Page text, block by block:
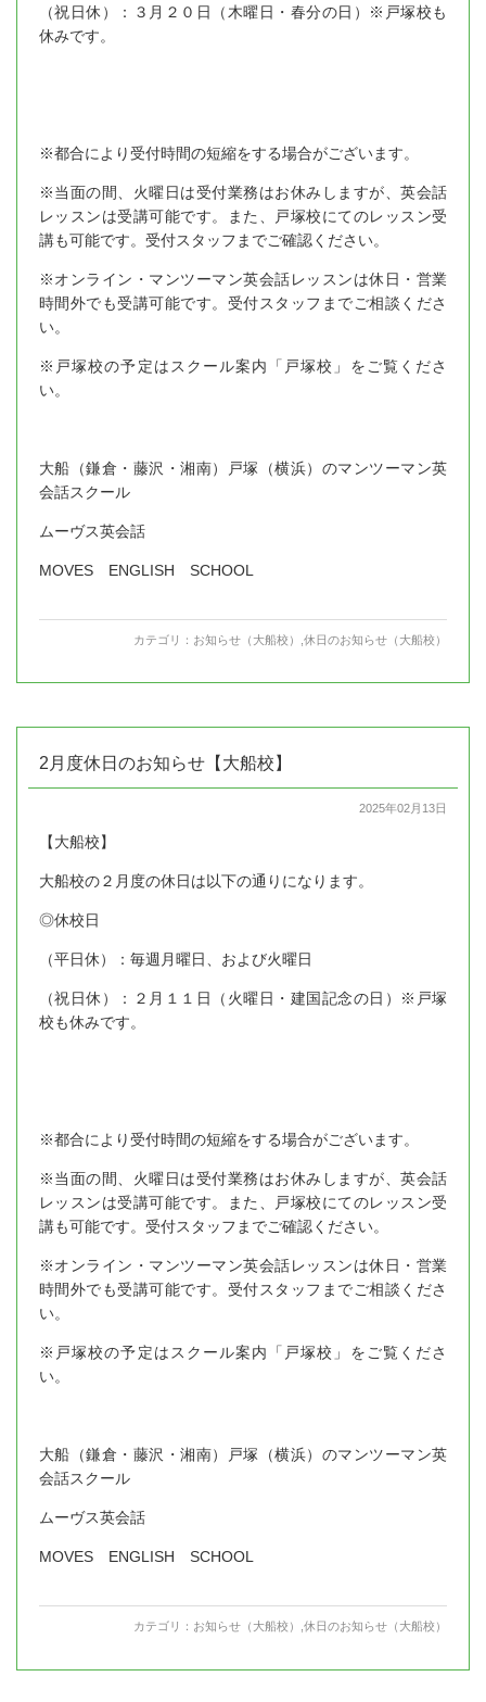
（祝日休）：３月２０日（木曜日・春分の日）※戸塚校も
休みです。
※都合により受付時間の短縮をする場合がございます。
※当面の間、火曜日は受付業務はお休みしますが、英会話
レッスンは受講可能です。また、戸塚校にてのレッスン受
講も可能です。受付スタッフまでご確認ください。
※オンライン・マンツーマン英会話レッスンは休日・営業
時間外でも受講可能です。受付スタッフまでご相談くださ
い。
※戸塚校の予定はスクール案内「戸塚校」をご覧くださ
い。
大船（鎌倉・藤沢・湘南）戸塚（横浜）のマンツーマン英
会話スクール
ムーヴス英会話
MOVES ENGLISH SCHOOL
カテゴリ： お知らせ（大船校） 休日のお知らせ（大船校）
2月度休日のお知らせ【大船校】
2025年02月13日
【大船校】
大船校の２月度の休日は以下の通りになります。
◎休校日
（平日休）：毎週月曜日、および火曜日
（祝日休）：２月１１日（火曜日・建国記念の日）※戸塚
校も休みです。
※都合により受付時間の短縮をする場合がございます。
※当面の間、火曜日は受付業務はお休みしますが、英会話
レッスンは受講可能です。また、戸塚校にてのレッスン受
講も可能です。受付スタッフまでご確認ください。
※オンライン・マンツーマン英会話レッスンは休日・営業
時間外でも受講可能です。受付スタッフまでご相談くださ
い。
※戸塚校の予定はスクール案内「戸塚校」をご覧くださ
い。
大船（鎌倉・藤沢・湘南）戸塚（横浜）のマンツーマン英
会話スクール
ムーヴス英会話
MOVES ENGLISH SCHOOL
カテゴリ： お知らせ（大船校） 休日のお知らせ（大船校）